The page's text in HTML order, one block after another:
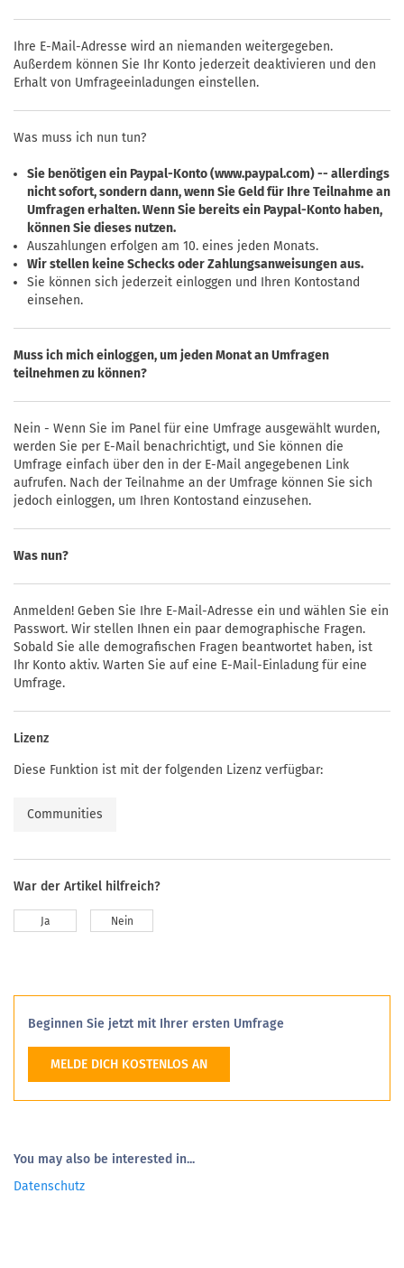
Ihre E-Mail-Adresse wird an niemanden weitergegeben.
Außerdem können Sie Ihr Konto jederzeit deaktivieren und den
Erhalt von Umfrageeinladungen einstellen.
Was muss ich nun tun?
Sie benötigen ein Paypal-Konto (www.paypal.com) -- allerdings
nicht sofort, sondern dann, wenn Sie Geld für Ihre Teilnahme an
Umfragen erhalten. Wenn Sie bereits ein Paypal-Konto haben,
können Sie dieses nutzen.
Auszahlungen erfolgen am 10. eines jeden Monats.
Wir stellen keine Schecks oder Zahlungsanweisungen aus.
Sie können sich jederzeit einloggen und Ihren Kontostand
einsehen.
Muss ich mich einloggen, um jeden Monat an Umfragen
teilnehmen zu können?
Nein - Wenn Sie im Panel für eine Umfrage ausgewählt wurden,
werden Sie per E-Mail benachrichtigt, und Sie können die
Umfrage einfach über den in der E-Mail angegebenen Link
aufrufen. Nach der Teilnahme an der Umfrage können Sie sich
jedoch einloggen, um Ihren Kontostand einzusehen.
Was nun?
Anmelden! Geben Sie Ihre E-Mail-Adresse ein und wählen Sie ein
Passwort. Wir stellen Ihnen ein paar demographische Fragen.
Sobald Sie alle demografischen Fragen beantwortet haben, ist
Ihr Konto aktiv. Warten Sie auf eine E-Mail-Einladung für eine
Umfrage.
Lizenz
Diese Funktion ist mit der folgenden Lizenz verfügbar:
Communities
War der Artikel hilfreich?
Ja Nein
Beginnen Sie jetzt mit Ihrer ersten Umfrage
MELDE DICH KOSTENLOS AN
You may also be interested in...
Datenschutz